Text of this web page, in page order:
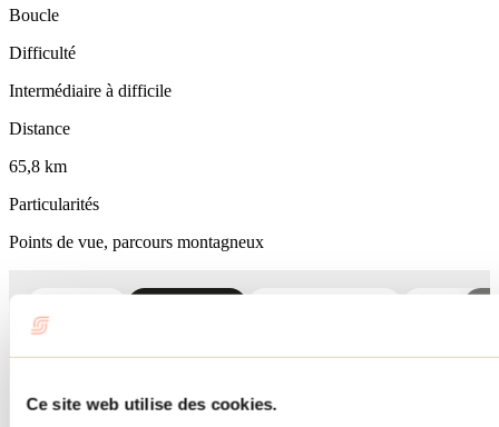
Ce site web utilise des cookies.
Boucle
Difficulté
Intermédiaire à difficile
Distance
65,8 km
Particularités
Points de vue, parcours montagneux